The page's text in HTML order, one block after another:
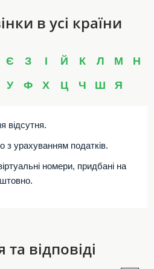
в усі країни
Є З І Й К Л М
Н
У Ф Х Ц Ч Ш Я
відсутня.
з урахуванням податків.
номери, придбані на
відповіді